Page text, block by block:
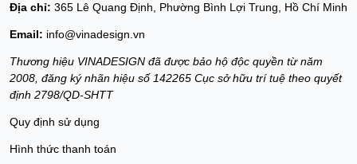
Địa chỉ: 365 Lê Quang Định, Phường Bình Lợi Trung, Hồ Chí Minh
Email: info@vinadesign.vn
Thương hiệu VINADESIGN đã được bảo hộ độc quyền từ năm
2008, đăng ký nhãn hiệu số 142265 Cục sở hữu trí tuệ theo quyết
định 2798/QD-SHTT
Quy định sử dụng
Hình thức thanh toán